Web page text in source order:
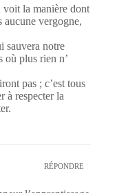
la manière dont
aucune vergogne,
sauvera notre
où plus rien n’
pas ; c’est tous
à respecter la
RÉPONDRE